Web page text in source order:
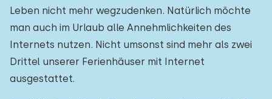
Leben nicht mehr wegzudenken. Natürlich möchte
man auch im Urlaub alle Annehmlichkeiten des
Internets nutzen. Nicht umsonst sind mehr als zwei
Drittel unserer Ferienhäuser mit Internet
ausgestattet.